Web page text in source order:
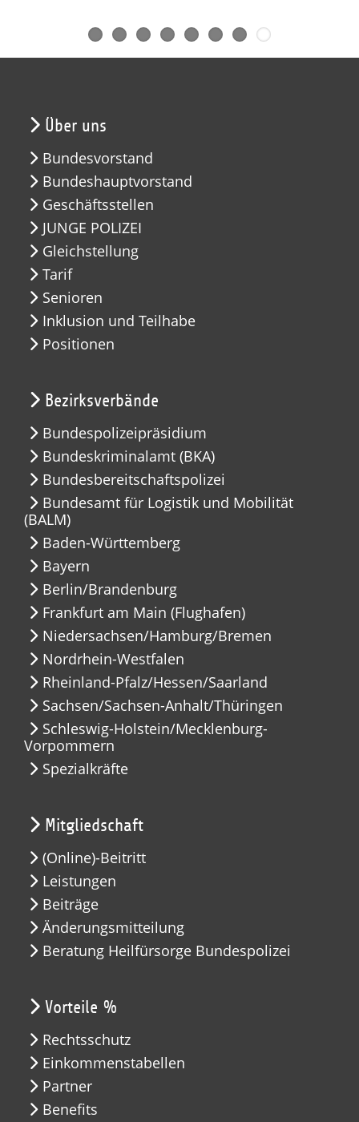
Über uns
Bundesvorstand
Bundeshauptvorstand
Geschäftsstellen
JUNGE POLIZEI
Gleichstellung
Tarif
Senioren
Inklusion und Teilhabe
Positionen
Bezirksverbände
Bundespolizeipräsidium
Bundeskriminalamt (BKA)
Bundesbereitschaftspolizei
Bundesamt für Logistik und Mobilität
(BALM)
Baden-Württemberg
Bayern
Berlin/Brandenburg
Frankfurt am Main (Flughafen)
Niedersachsen/Hamburg/Bremen
Nordrhein-Westfalen
Rheinland-Pfalz/Hessen/Saarland
Sachsen/Sachsen-Anhalt/Thüringen
Schleswig-Holstein/Mecklenburg-
Vorpommern
Spezialkräfte
Mitgliedschaft
(Online)-Beitritt
Leistungen
Beiträge
Änderungsmitteilung
Beratung Heilfürsorge Bundespolizei
Vorteile %
Rechtsschutz
Einkommenstabellen
Partner
Benefits